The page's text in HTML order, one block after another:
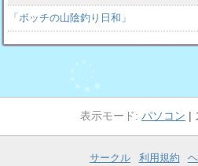
「ボッチの山陰釣り日和」
パソコン
サークル 利用規約